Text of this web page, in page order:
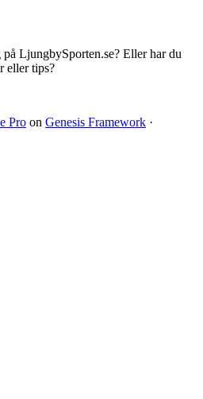
LjungbySporten.se? Eller har du
eller tips?
Pro on Genesis Framework ·